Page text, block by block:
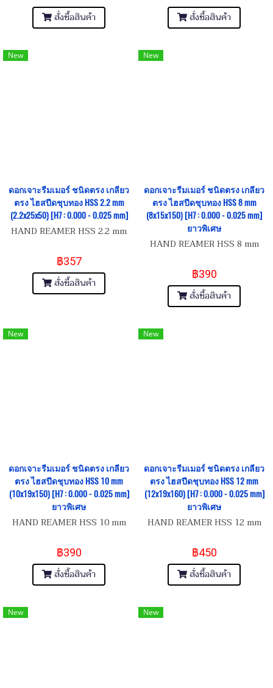
สั่งซื้อสินค้า สั่งซื้อสินค้า
New
ดอกเจาะรีมเมอร์ ชนิดตรง เกลียว
ตรง ไฮสปีดชุบทอง HSS 2.2 mm
(2.2x25x50) [H7 : 0.000 - 0.025 mm]
HAND REAMER HSS 2.2 mm
฿357
สั่งซื้อสินค้า
New
ดอกเจาะรีมเมอร์ ชนิดตรง เกลียว
ตรง ไฮสปีดชุบทอง HSS 8 mm
(8x15x150) [H7 : 0.000 - 0.025 mm]
ยาวพิเศษ
HAND REAMER HSS 8 mm
฿390
สั่งซื้อสินค้า
New
ดอกเจาะรีมเมอร์ ชนิดตรง เกลียว
ตรง ไฮสปีดชุบทอง HSS 10 mm
(10x19x150) [H7 : 0.000 - 0.025 mm]
ยาวพิเศษ
HAND REAMER HSS 10 mm
฿390
สั่งซื้อสินค้า
New
ดอกเจาะรีมเมอร์ ชนิดตรง เกลียว
ตรง ไฮสปีดชุบทอง HSS 12 mm
(12x19x160) [H7 : 0.000 - 0.025 mm]
ยาวพิเศษ
HAND REAMER HSS 12 mm
฿450
สั่งซื้อสินค้า
New New